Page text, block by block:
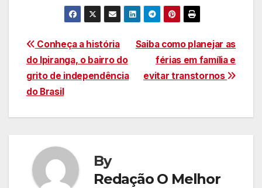
Navegação
de
Post
Saiba como planejar as
férias em família e
evitar transtornos
Conheça a história
do Ipiranga, o bairro do
grito de independência
do Brasil
By
Redação O Melhor